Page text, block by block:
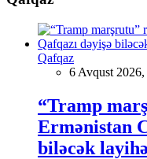
Qafqaz
6 Avqust
“Tramp
Ermənistan
biləcək